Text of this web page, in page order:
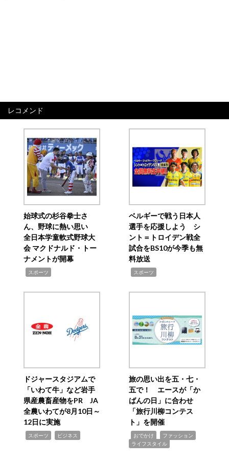
レコメンド
始球式の杉谷拳士さ
ん、野球に熱い思い
全日本学童軟式野球大
会 マクドナルド・トー
ナメントが開幕
スポーツ
ベルギーで戦う日本人
選手を応援しよう シ
ント＝トロイデン戦全
試合をBS10が今季も無
料放送
スポーツ
ドジャースタジアムで
「いわて牛」など岩手
県産農畜産物をPR JA
全農いわてが8月10日～
12日に実施
スポーツ ビジネス
旅の思い出を五・七・
五で！ エースが「か
ばんの日」に合わせ
「旅行川柳コンテス
ト」を開催
おでかけ ファッション
ライフスタイル